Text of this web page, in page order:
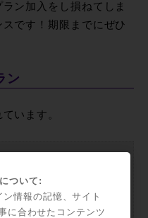
ン加入をし損ねてしま
です！期限までにぜひ
ン
います。
ユーザーの方対象）
for Media Composer
ついて:
情報の記憶、サイト
に合わせたコンテンツ